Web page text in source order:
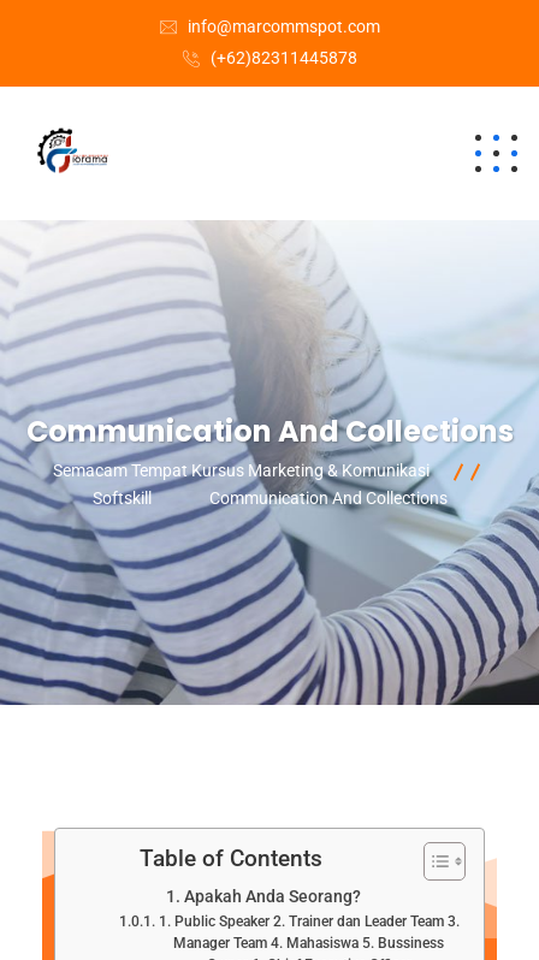
info@marcommspot.com
(+62)82311445878
Communication And Collections
Semacam Tempat Kursus Marketing & Komunikasi
Softskill
Communication And Collections
Table of Contents
Apakah Anda Seorang?
1. Public Speaker 2. Trainer dan Leader Team 3.
Manager Team 4. Mahasiswa 5. Bussiness